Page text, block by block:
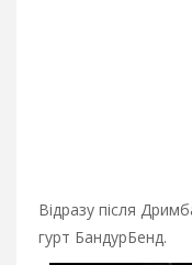
Відразу після
гурт БандурБенд.